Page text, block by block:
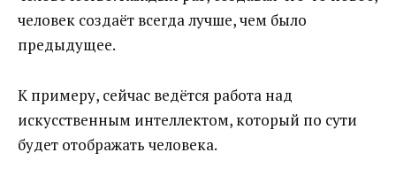
человек создаёт всегда лучше, чем было
предыдущее.
К примеру, сейчас ведётся работа над
искусственным интеллектом, который по сути
будет отображать человека.